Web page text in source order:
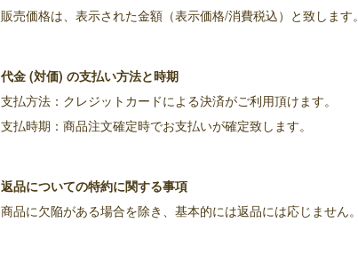
販売価格は、表示された金額（表示価格/消費税込）と致します。
代金 (対価) の支払い方法と時期
支払方法：クレジットカードによる決済がご利用頂けます。
支払時期：商品注文確定時でお支払いが確定致します。
返品についての特約に関する事項
商品に欠陥がある場合を除き、基本的には返品には応じません。